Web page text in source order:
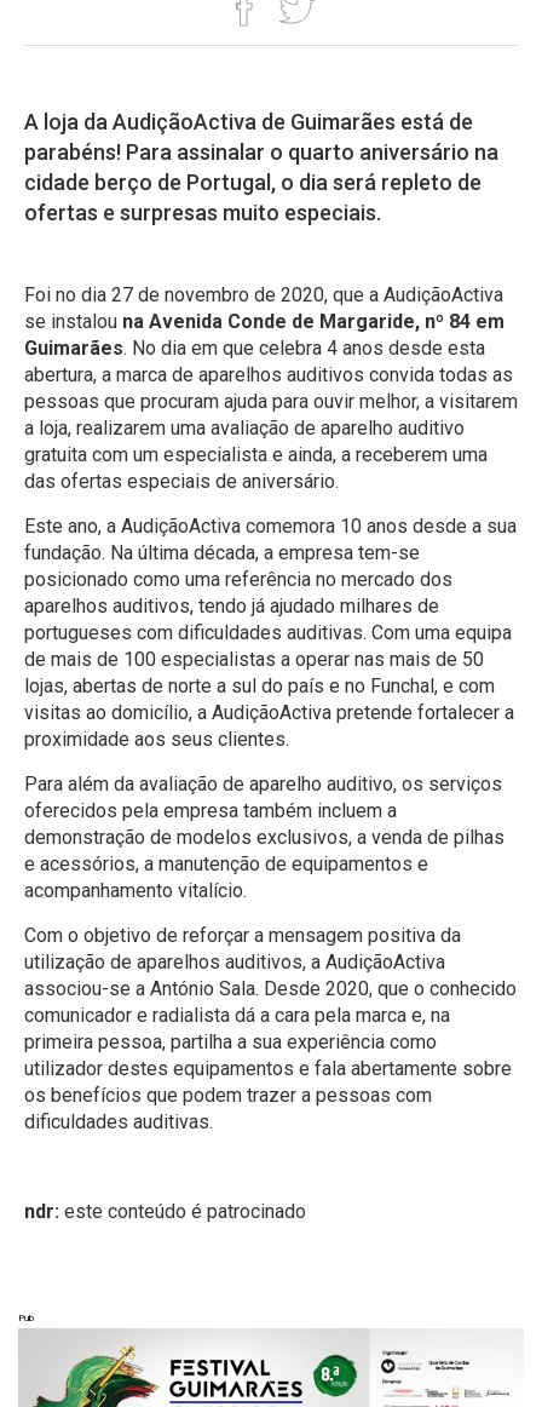
A loja da AudiçãoActiva de Guimarães está de
parabéns! Para assinalar o quarto aniversário na
cidade berço de Portugal, o dia será repleto de
ofertas e surpresas muito especiais.
Foi no dia 27 de novembro de 2020, que a AudiçãoActiva
se instalou na Avenida Conde de Margaride, nº 84 em
Guimarães. No dia em que celebra 4 anos desde esta
abertura, a marca de aparelhos auditivos convida todas as
pessoas que procuram ajuda para ouvir melhor, a visitarem
a loja, realizarem uma avaliação de aparelho auditivo
gratuita com um especialista e ainda, a receberem uma
das ofertas especiais de aniversário.
Este ano, a AudiçãoActiva comemora 10 anos desde a sua
fundação. Na última década, a empresa tem-se
posicionado como uma referência no mercado dos
aparelhos auditivos, tendo já ajudado milhares de
portugueses com dificuldades auditivas. Com uma equipa
de mais de 100 especialistas a operar nas mais de 50
lojas, abertas de norte a sul do país e no Funchal, e com
visitas ao domicílio, a AudiçãoActiva pretende fortalecer a
proximidade aos seus clientes.
Para além da avaliação de aparelho auditivo, os serviços
oferecidos pela empresa também incluem a
demonstração de modelos exclusivos, a venda de pilhas
e acessórios, a manutenção de equipamentos e
acompanhamento vitalício.
Com o objetivo de reforçar a mensagem positiva da
utilização de aparelhos auditivos, a AudiçãoActiva
associou-se a António Sala. Desde 2020, que o conhecido
comunicador e radialista dá a cara pela marca e, na
primeira pessoa, partilha a sua experiência como
utilizador destes equipamentos e fala abertamente sobre
os benefícios que podem trazer a pessoas com
dificuldades auditivas.
ndr: este conteúdo é patrocinado
Pub